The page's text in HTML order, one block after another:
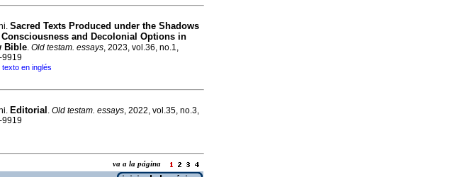
Sacred Texts Produced under the Shadows
and Decolonial Options in
Bible. Old testam. essays, 2023, vol.36, no.1,
9919
texto en inglés
Editorial . Old testam. essays, 2022, vol.35, no.3,
9919
va a la página